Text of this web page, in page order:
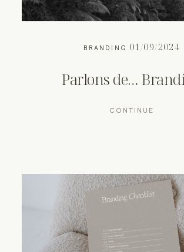
BRANDING 01/09/2024
Parlons de…
CONTINUE